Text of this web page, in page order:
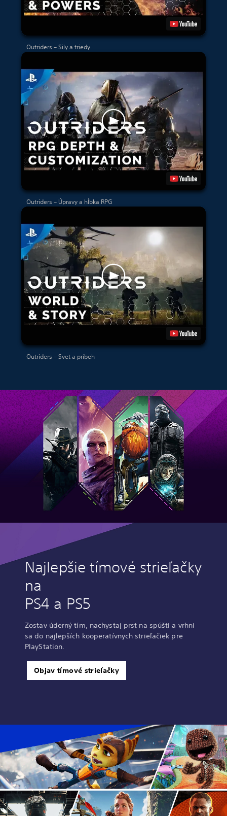
Outriders – Sily a triedy
Outriders – Úpravy a hĺbka RPG
Outriders – Svet a príbeh
Najlepšie tímové strieľačky
na
PS4 a PS5
Zostav úderný tím, nachystaj prst na spúšti a vrhni
sa do najlepších kooperatívnych strieľačiek pre
PlayStation.
Objav tímové strieľačky